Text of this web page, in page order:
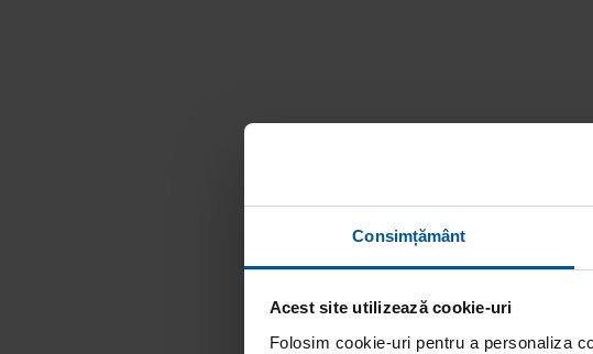
Consimțământ
Acest site utilizează cookie-uri
Folosim cookie-uri pentru a personaliza